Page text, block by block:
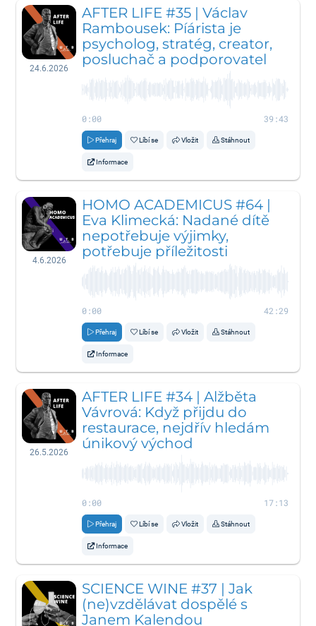
24.6.2026
AFTER LIFE #35 | Václav
Rambousek: Píárista je
psycholog, stratég, creator,
posluchač a podporovatel
0:00 39:43
Přehraj Líbí se Vložit Stáhnout
Informace
4.6.2026
HOMO ACADEMICUS #64 |
Eva Klimecká: Nadané dítě
nepotřebuje výjimky,
potřebuje příležitosti
0:00 42:29
Přehraj Líbí se Vložit Stáhnout
Informace
26.5.2026
AFTER LIFE #34 | Alžběta
Vávrová: Když přijdu do
restaurace, nejdřív hledám
únikový východ
0:00 17:13
Přehraj Líbí se Vložit Stáhnout
Informace
SCIENCE WINE #37 | Jak
(ne)vzdělávat dospělé s
Janem Kalendou